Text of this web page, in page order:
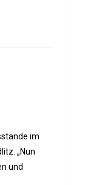
im
„Nun
und